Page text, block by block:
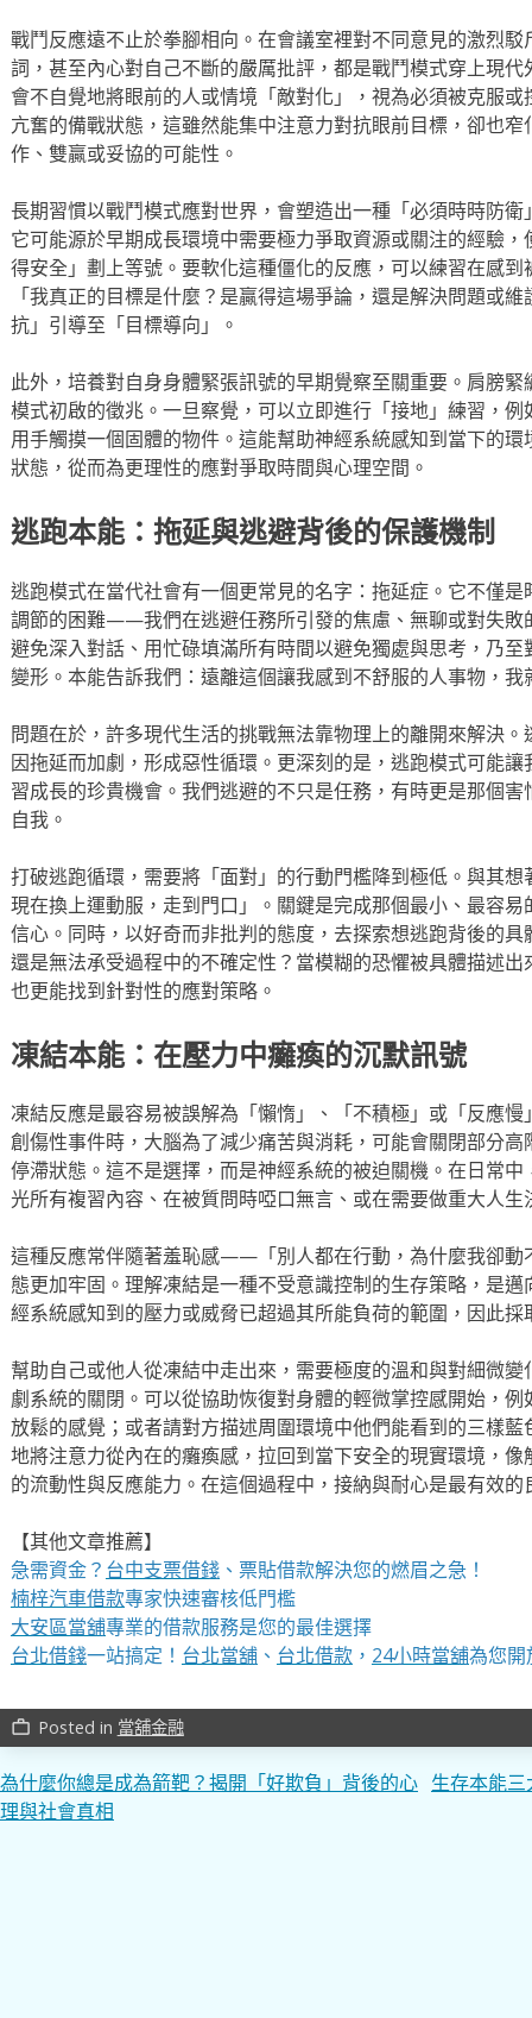
戰鬥反應遠不止於拳腳相向。在會議室裡對不同意見的激烈
詞，甚至內心對自己不斷的嚴厲批評，都是戰鬥模式穿上現
會不自覺地將眼前的人或情境「敵對化」，視為必須被克服
亢奮的備戰狀態，這雖然能集中注意力對抗眼前目標，卻也
作、雙贏或妥協的可能性。
長期習慣以戰鬥模式應對世界，會塑造出一種「必須時時防
它可能源於早期成長環境中需要極力爭取資源或關注的經驗
得安全」劃上等號。要軟化這種僵化的反應，可以練習在感
「我真正的目標是什麼？是贏得這場爭論，還是解決問題或
抗」引導至「目標導向」。
此外，培養對自身身體緊張訊號的早期覺察至關重要。肩膀
模式初啟的徵兆。一旦察覺，可以立即進行「接地」練習，
用手觸摸一個固體的物件。這能幫助神經系統感知到當下的
狀態，從而為更理性的應對爭取時間與心理空間。
逃跑本能：拖延與逃避背後的保護機制
逃跑模式在當代社會有一個更常見的名字：拖延症。它不僅
調節的困難——我們在逃避任務所引發的焦慮、無聊或對失敗
避免深入對話、用忙碌填滿所有時間以避免獨處與思考，乃
變形。本能告訴我們：遠離這個讓我感到不舒服的人事物，我
問題在於，許多現代生活的挑戰無法靠物理上的離開來解決
因拖延而加劇，形成惡性循環。更深刻的是，逃跑模式可能
習成長的珍貴機會。我們逃避的不只是任務，有時更是那個
自我。
打破逃跑循環，需要將「面對」的行動門檻降到極低。與其
現在換上運動服，走到門口」。關鍵是完成那個最小、最容
信心。同時，以好奇而非批判的態度，去探索想逃跑背後的
還是無法承受過程中的不確定性？當模糊的恐懼被具體描述
也更能找到針對性的應對策略。
凍結本能：在壓力中癱瘓的沉默訊號
凍結反應是最容易被誤解為「懶惰」、「不積極」或「反應
創傷性事件時，大腦為了減少痛苦與消耗，可能會關閉部分
停滯狀態。這不是選擇，而是神經系統的被迫關機。在日常
光所有複習內容、在被質問時啞口無言、或在需要做重大人
這種反應常伴隨著羞恥感——「別人都在行動，為什麼我卻動
態更加牢固。理解凍結是一種不受意識控制的生存策略，是
經系統感知到的壓力或威脅已超過其所能負荷的範圍，因此
幫助自己或他人從凍結中走出來，需要極度的溫和與對細微
劇系統的關閉。可以從協助恢復對身體的輕微掌控感開始，
放鬆的感覺；或者請對方描述周圍環境中他們能看到的三樣
地將注意力從內在的癱瘓感，拉回到當下安全的現實環境，
的流動性與反應能力。在這個過程中，接納與耐心是最有效的
【其他文章推薦】
急需資金？ 台中支票借錢、票貼借款解決您的燃眉之急！
楠梓汽車借款專家快速審核低門檻
大安區當舖專業的借款服務是您的最佳選擇
台北借錢一站搞定！ 台北當舖、 台北借款， 24小時當舖為您開
work_outline Posted in 當舖金融
文
章
為什麼你總是成為箭靶？揭開「好欺負」背後的心
理與社會真相
生存本能